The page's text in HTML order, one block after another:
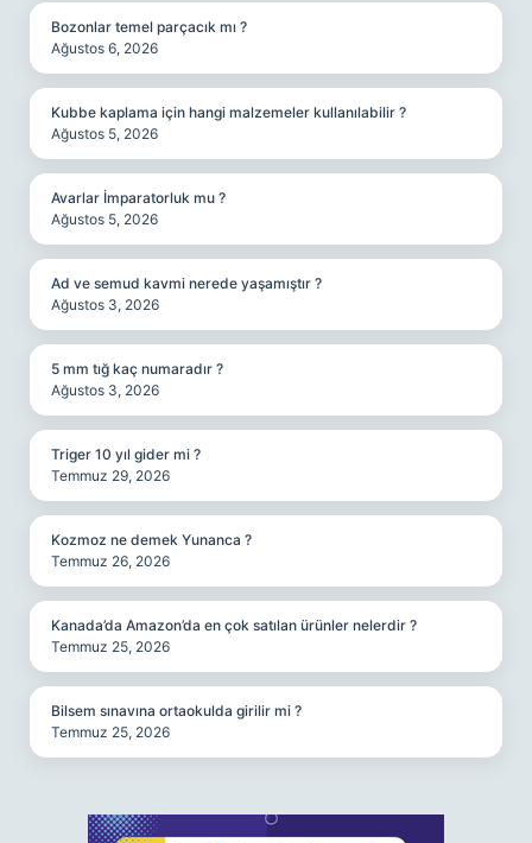
Bozonlar temel parçacık mı ?
Ağustos 6, 2026
Kubbe kaplama için hangi malzemeler kullanılabilir ?
Ağustos 5, 2026
Avarlar İmparatorluk mu ?
Ağustos 5, 2026
Ad ve semud kavmi nerede yaşamıştır ?
Ağustos 3, 2026
5 mm tığ kaç numaradır ?
Ağustos 3, 2026
Triger 10 yıl gider mi ?
Temmuz 29, 2026
Kozmoz ne demek Yunanca ?
Temmuz 26, 2026
Kanada’da Amazon’da en çok satılan ürünler nelerdir ?
Temmuz 25, 2026
Bilsem sınavına ortaokulda girilir mi ?
Temmuz 25, 2026